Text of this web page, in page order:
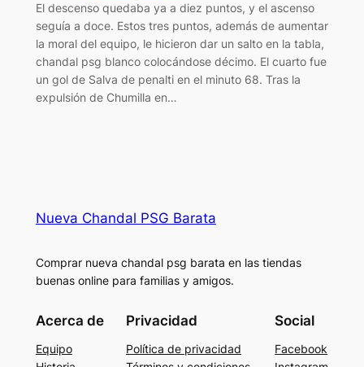
El descenso quedaba ya a diez puntos, y el ascenso
seguía a doce. Estos tres puntos, además de aumentar
la moral del equipo, le hicieron dar un salto en la tabla,
chandal psg blanco colocándose décimo. El cuarto fue
un gol de Salva de penalti en el minuto 68. Tras la
expulsión de Chumilla en…
Nueva Chandal PSG Barata
Comprar nueva chandal psg barata en las tiendas
buenas online para familias y amigos.
Acerca de
Equipo
Privacidad
Política de privacidad
Social
Facebook